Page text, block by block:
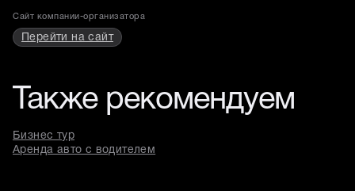
Сайт компании-организатора
Перейти на сайт
Также рекомендуем
Бизнес тур
Аренда авто с водителем